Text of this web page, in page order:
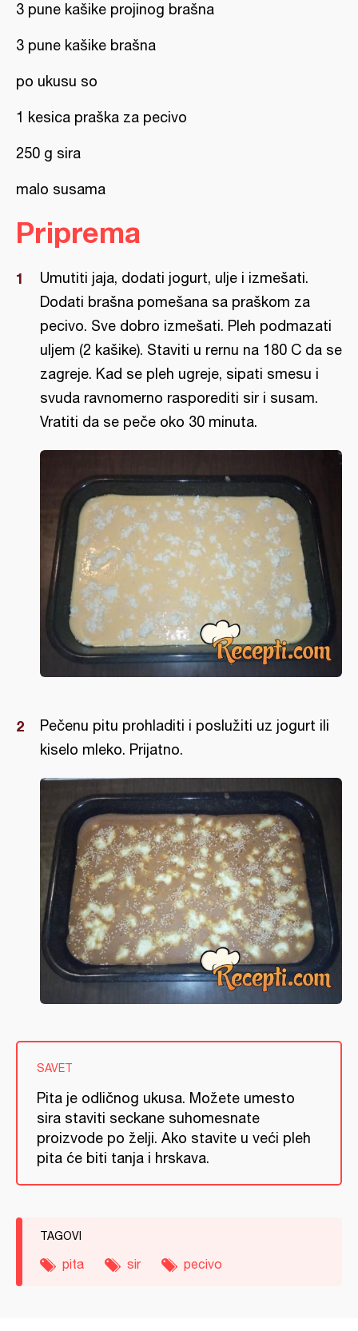
3 pune kašike projinog brašna
3 pune kašike brašna
po ukusu so
1 kesica praška za pecivo
250 g sira
malo susama
Priprema
Umutiti jaja, dodati jogurt, ulje i izmešati.
Dodati brašna pomešana sa praškom za
pecivo. Sve dobro izmešati. Pleh podmazati
uljem (2 kašike). Staviti u rernu na 180 C da se
zagreje. Kad se pleh ugreje, sipati smesu i
svuda ravnomerno rasporediti sir i susam.
Vratiti da se peče oko 30 minuta.
Pečenu pitu prohladiti i poslužiti uz jogurt ili
kiselo mleko. Prijatno.
SAVET
Pita je odličnog ukusa. Možete umesto
sira staviti seckane suhomesnate
proizvode po želji. Ako stavite u veći pleh
pita će biti tanja i hrskava.
TAGOVI
pita sir pecivo